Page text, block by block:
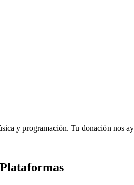
y programación. Tu donación nos